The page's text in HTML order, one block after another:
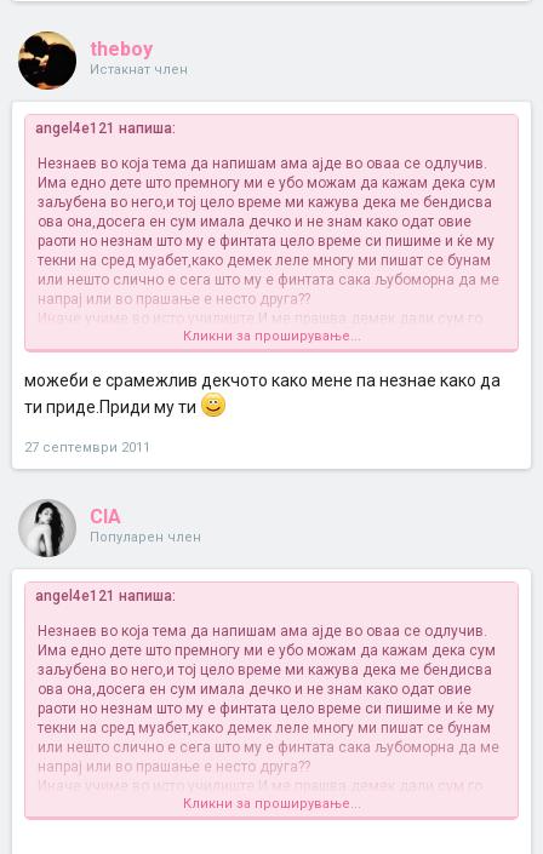
theboy
Истакнат член
angel4e121 напиша:
Незнаев во која тема да напишам ама ајде во оваа се одлучив.
Има едно дете што премногу ми е убо можам да кажам дека сум
заљубена во него,и тој цело време ми кажува дека ме бендисва
ова она,досега ен сум имала дечко и не знам како одат овие
раоти но незнам што му е финтата цело време си пишиме и ќе му
текни на сред муабет,како демек леле многу ми пишат се бунам
или нешто слично е сега што му е финтата сака љубоморна да ме
напрај или во прашање е несто друга??
Иначе учиме во исто училиште.И ме прашва демек дали сум го
видела и јас му викам демек секој одмор а тој ми вели јас само 1
те видов а секој одмор покрај него поминувам не е можно да не
ме гледа.Немам искуство и не знам за што се работи може некој
да ми помогне што да правам??
Кликни за проширување...
можеби е срамежлив декчото како мене па незнае како да
ти приде.Приди му ти
27 септември 2011
CIA
Популарен член
angel4e121 напиша:
Незнаев во која тема да напишам ама ајде во оваа се одлучив.
Има едно дете што премногу ми е убо можам да кажам дека сум
заљубена во него,и тој цело време ми кажува дека ме бендисва
ова она,досега ен сум имала дечко и не знам како одат овие
раоти но незнам што му е финтата цело време си пишиме и ќе му
текни на сред муабет,како демек леле многу ми пишат се бунам
или нешто слично е сега што му е финтата сака љубоморна да ме
напрај или во прашање е несто друга??
Иначе учиме во исто училиште.И ме прашва демек дали сум го
видела и јас му викам демек секој одмор а тој ми вели јас само 1
те видов а секој одмор покрај него поминувам не е можно да не
Кликни за проширување...